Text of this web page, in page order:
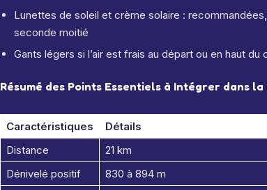
Lunettes de soleil et crème solaire :
seconde moitié
Gants légers si l’air est frais au départ ou en haut
Résumé des Points Essentiels à Intégrer dans
Caractéristiques
Détails
Distance
21 km
Dénivelé positif
830 à 894 m